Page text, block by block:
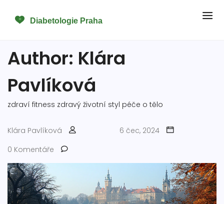
Author: Klára
Pavlíková
zdraví fitness zdravý životní styl péče o tělo
Klára Pavlíková
6 čec, 2024
0 Komentáře